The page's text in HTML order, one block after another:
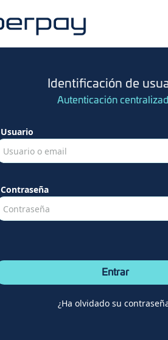
Identificación de
Autenticación
Usuario o email
Usuario
Contraseña
Contraseña
Entrar
¿Ha olvidado su